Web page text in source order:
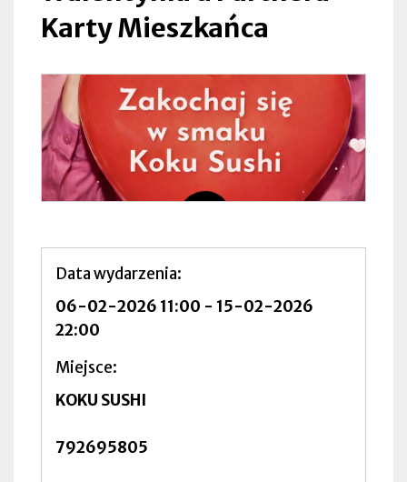
Karty Mieszkańca
Data wydarzenia
06-02-2026 11:00 - 15-02-2026
22:00
Miejsce
KOKU SUSHI
792695805